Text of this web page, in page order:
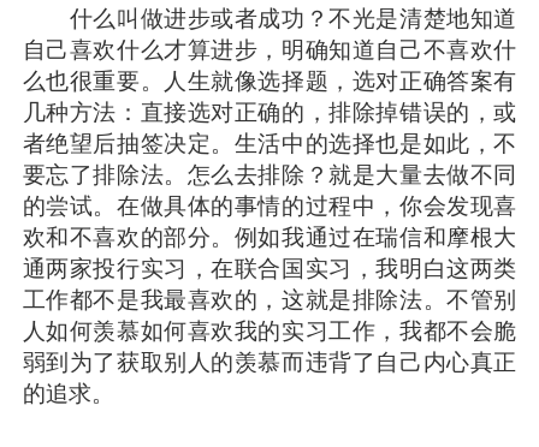
什么叫做进步或者成功？不光是清楚地知道
自己喜欢什么才算进步，明确知道自己不喜欢什
么也很重要。人生就像选择题，选对正确答案有
几种方法：直接选对正确的，排除掉错误的，或
者绝望后抽签决定。生活中的选择也是如此，不
要忘了排除法。怎么去排除？就是大量去做不同
的尝试。在做具体的事情的过程中，你会发现喜
欢和不喜欢的部分。例如我通过在瑞信和摩根大
通两家投行实习，在联合国实习，我明白这两类
工作都不是我最喜欢的，这就是排除法。不管别
人如何羡慕如何喜欢我的实习工作，我都不会脆
弱到为了获取别人的羡慕而违背了自己内心真正
的追求。